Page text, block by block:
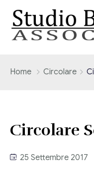
Adempimenti
Circolari
Home Circolare
Circolare
25 Settembre 2017